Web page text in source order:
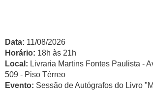
Data: 11/08/2026
Horário: 18h às 21h
Local: Livraria Martins Fontes Paulista -
509 - Piso Térreo
Evento: Sessão de Autógrafos do Livro